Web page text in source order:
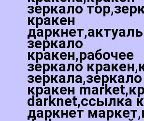
зеркало
кракен
зеркало
кракен,рабочее
зеркало
зеркала,зеркало
кракен
darknet,ссылка
даркнет